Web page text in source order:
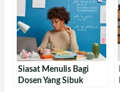
Siasat Menulis Bagi
Dosen Yang Sibuk